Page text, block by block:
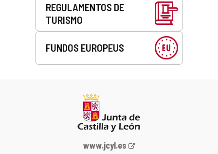
REGULAMENTOS DE
TURISMO
FUNDOS EUROPEUS
Portal
www.jcyl.es